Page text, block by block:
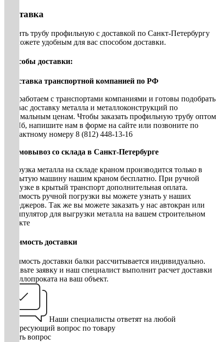
Доставка
Купить трубу профильную с доставкой по Санкт-Петербургу
вы можете удобным для вас способом доставки.
Способы доставки:
• Доставка транспортной компанией по РФ
Мы работаем с транспортами компаниями и готовы подобрать
для вас доставку металла и металлоконструкций по
оптимальным ценам. Чтобы заказать профильную трубу оптом
в СПб, напишите нам в форме на сайте или позвоните по
контактному номеру 8 (812) 448-13-16
• Самовывоз со склада в Санкт-Петербурге
Погрузка металла на складе краном производится только в
открытую машину нашим краном бесплатно. При ручной
погрузке в крытый транспорт дополнительная оплата.
Стоимость ручной погрузки вы можете узнать у наших
менеджеров. Так же вы можете заказать у нас автокран или
манипулятор для выгрузки металла на вашем строительном
объекте
Стоимость доставки
Стоимость доставки балки рассчитывается индивидуально.
Оставьте заявку и наш специалист выполнит расчет доставки
металлопроката на ваш объект.
Наши специалисты ответят на любой
интересующий вопрос по товару
Задать вопрос